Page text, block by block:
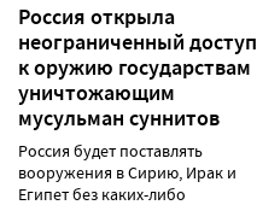
Россия открыла
неограниченный доступ
к оружию государствам
уничтожающим
мусульман суннитов
Россия будет поставлять
вооружения в Сирию, Ирак и
Египет без каких-либо